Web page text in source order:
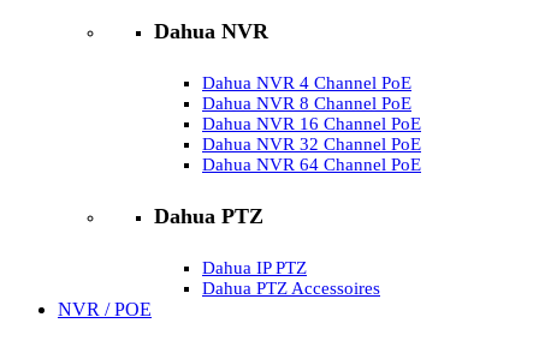
Dahua NVR
Dahua NVR 4 Channel PoE
Dahua NVR 8 Channel PoE
Dahua NVR 16 Channel PoE
Dahua NVR 32 Channel PoE
Dahua NVR 64 Channel PoE
Dahua PTZ
Dahua IP PTZ
Dahua PTZ Accessoires
NVR / POE